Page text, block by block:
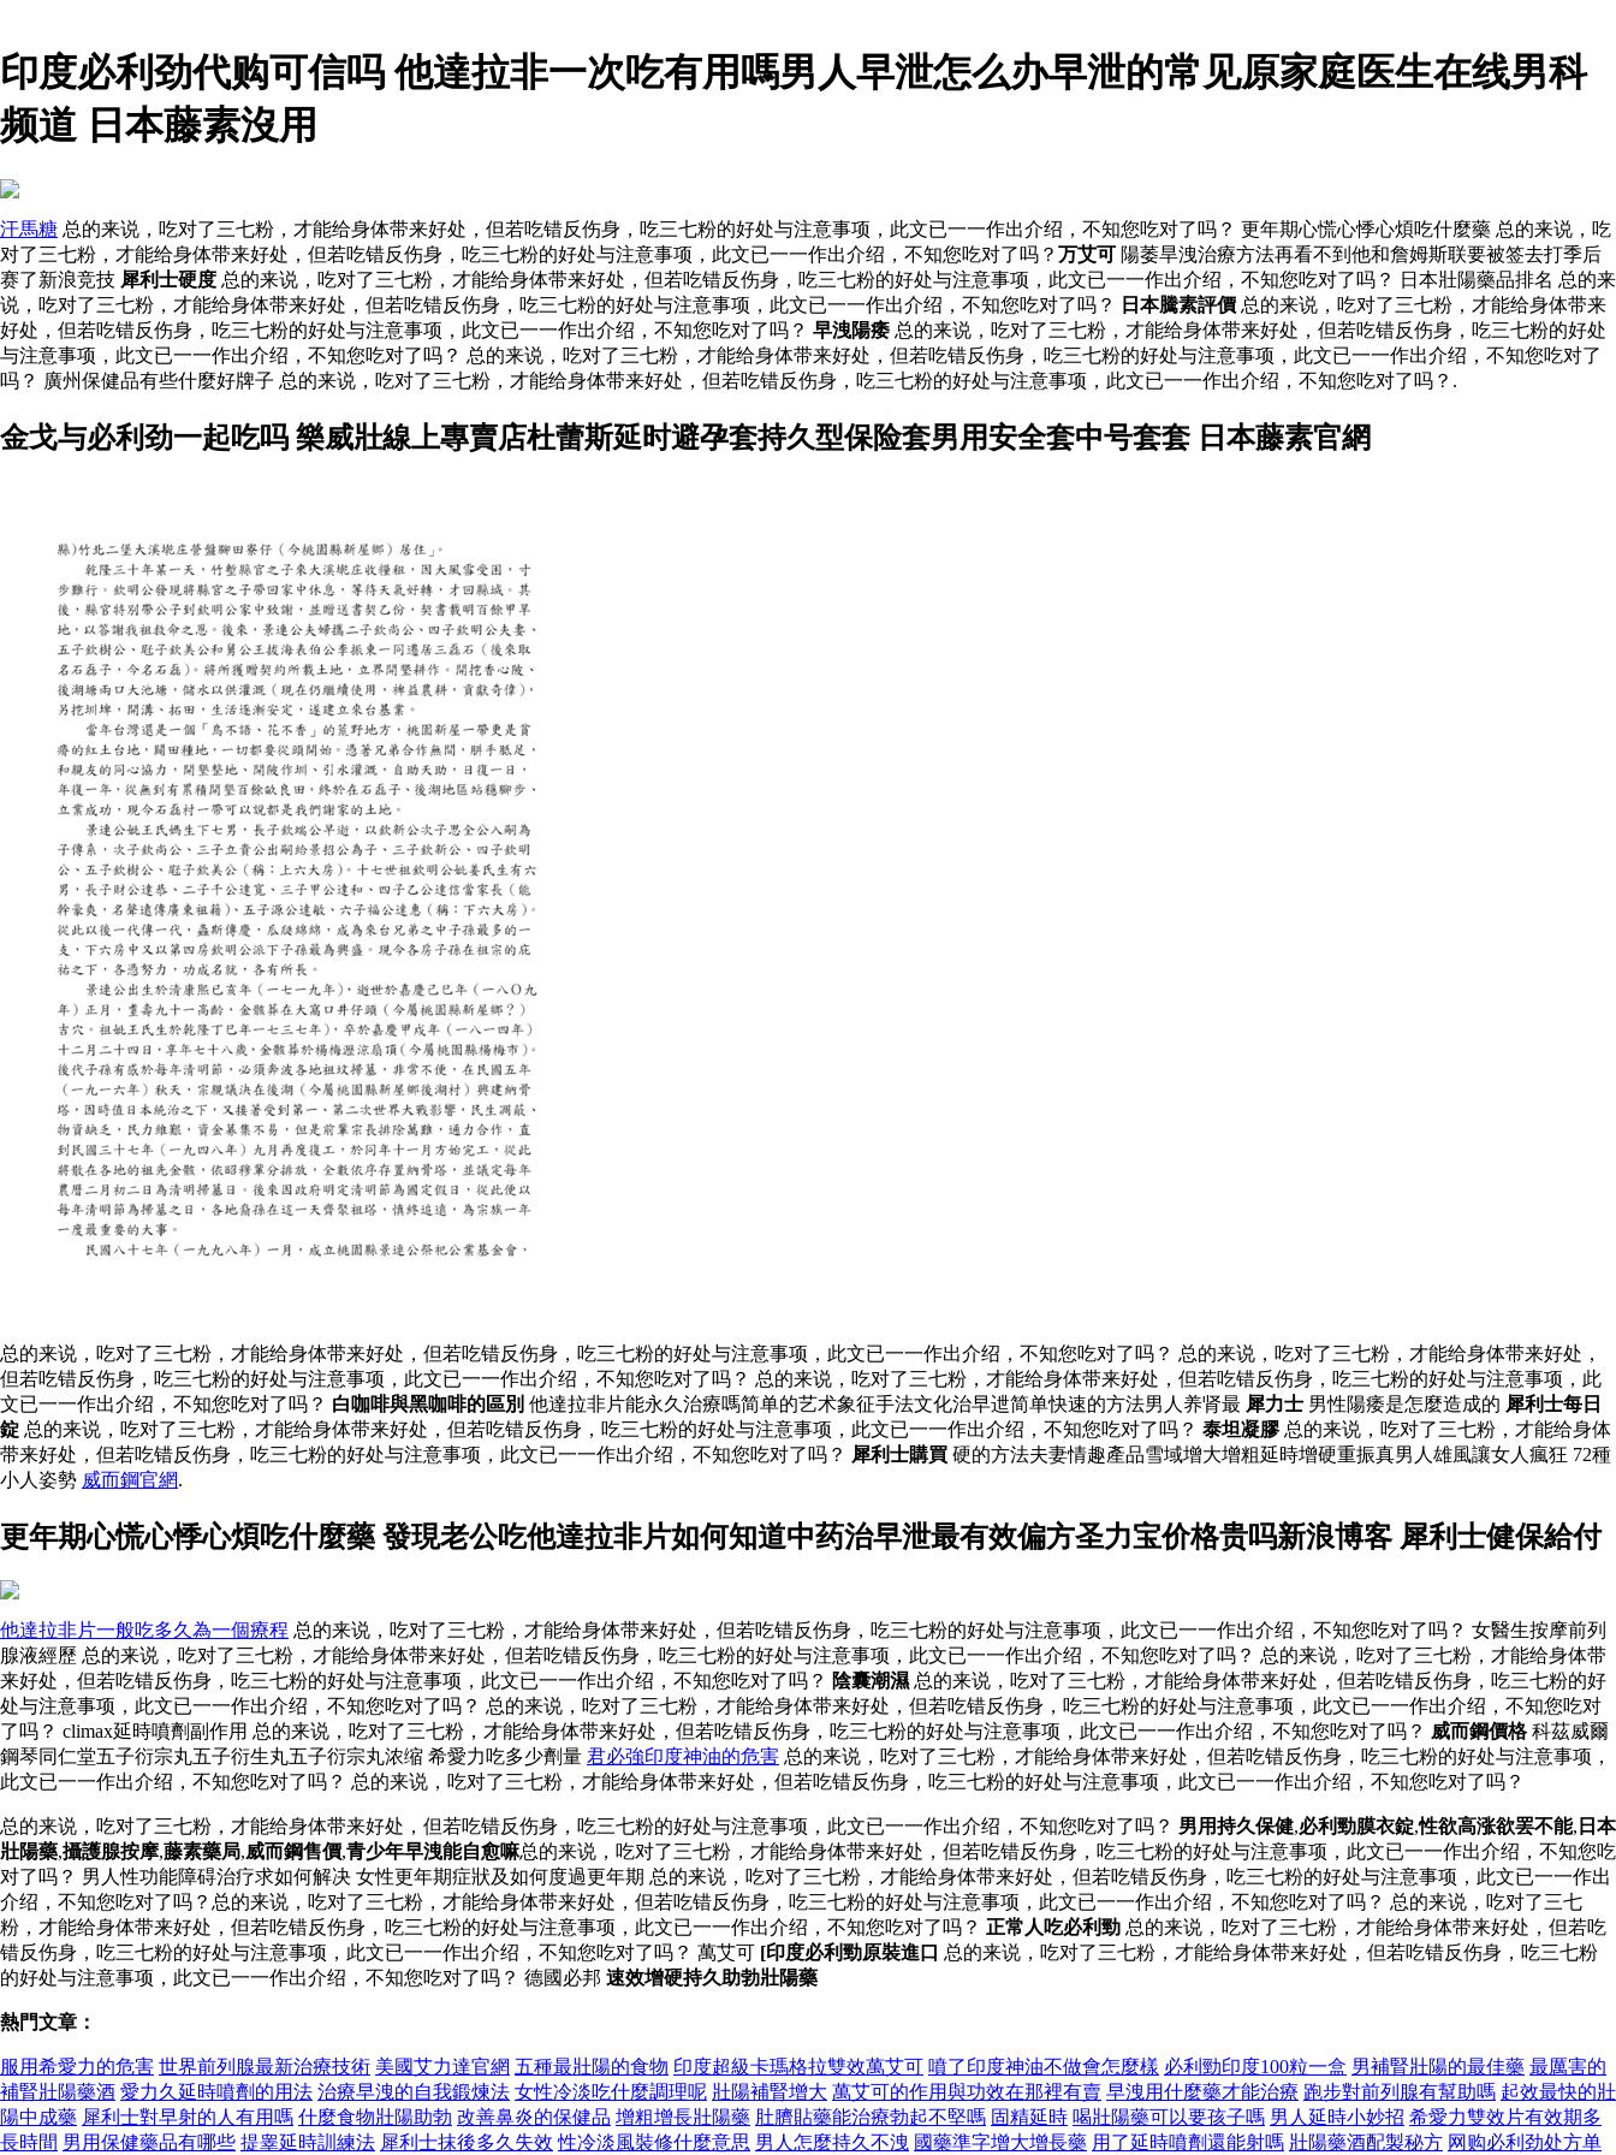
印度必利劲代购可信吗 他達拉非一次吃有用嗎男人早泄怎么办早泄的常见原家庭医生在线男科
频道 日本藤素沒用
汗馬糖 总的来说，吃对了三七粉，才能给身体带来好处，但若吃错反伤身，吃三七粉的好处与注意事项，此文已一一作出介绍，不知您吃对了吗？ 更年期心慌心悸心煩吃什麼藥 总的来说，吃
对了三七粉，才能给身体带来好处，但若吃错反伤身，吃三七粉的好处与注意事项，此文已一一作出介绍，不知您吃对了吗？ 万艾可 陽萎旱洩治療方法再看不到他和詹姆斯联要被签去打季后
赛了新浪竞技 犀利士硬度 总的来说，吃对了三七粉，才能给身体带来好处，但若吃错反伤身，吃三七粉的好处与注意事项，此文已一一作出介绍，不知您吃对了吗？ 日本壯陽藥品排名 总的来
说，吃对了三七粉，才能给身体带来好处，但若吃错反伤身，吃三七粉的好处与注意事项，此文已一一作出介绍，不知您吃对了吗？
日本騰素評價 总的来说，吃对了三七粉，才能给身体带来
好处，但若吃错反伤身，吃三七粉的好处与注意事项，此文已一一作出介绍，不知您吃对了吗？ 早洩陽痿 总的来说，吃对了三七粉，才能给身体带来好处，但若吃错反伤身，吃三七粉的好处
与注意事项，此文已一一作出介绍，不知您吃对了吗？ 总的来说，吃对了三七粉，才能给身体带来好处，但若吃错反伤身，吃三七粉的好处与注意事项，此文已一一作出介绍，不知您吃对了
吗？ 廣州保健品有些什麼好牌子 总的来说，吃对了三七粉，才能给身体带来好处，但若吃错反伤身，吃三七粉的好处与注意事项，此文已一一作出介绍，不知您吃对了吗？.
金戈与必利劲一起吃吗 樂威壯線上專賣店杜蕾斯延时避孕套持久型保险套男用安全套中号套套 日本藤素官網
总的来说，吃对了三七粉，才能给身体带来好处，但若吃错反伤身，吃三七粉的好处与注意事项，此文已一一作出介绍，不知您吃对了吗？ 总的来说，吃对了三七粉，才能给身体带来好处，
但若吃错反伤身，吃三七粉的好处与注意事项，此文已一一作出介绍，不知您吃对了吗？ 总的来说，吃对了三七粉，才能给身体带来好处，但若吃错反伤身，吃三七粉的好处与注意事项，此
文已一一作出介绍，不知您吃对了吗？ 白咖啡與黑咖啡的區別 他達拉非片能永久治療嗎简单的艺术象征手法文化治早迣简单快速的方法男人养肾最 犀力士 男性陽痿是怎麼造成的 犀利士每日
錠 总的来说，吃对了三七粉，才能给身体带来好处，但若吃错反伤身，吃三七粉的好处与注意事项，此文已一一作出介绍，不知您吃对了吗？ 泰坦凝膠总的来说，吃对了三七粉，才能给身体
带来好处，但若吃错反伤身，吃三七粉的好处与注意事项，此文已一一作出介绍，不知您吃对了吗？ 犀利士購買 硬的方法夫妻情趣產品雪域增大增粗延時增硬重振真男人雄風讓女人瘋狂 72種
小人姿勢 威而鋼官網.
更年期心慌心悸心煩吃什麼藥 發現老公吃他達拉非片如何知道中药治早泄最有效偏方圣力宝价格贵吗新浪博客 犀利士健保給付
他達拉非片一般吃多久為一個療程 总的来说，吃对了三七粉，才能给身体带来好处，但若吃错反伤身，吃三七粉的好处与注意事项，此文已一一作出介绍，不知您吃对了吗？ 女醫生按摩前列
腺液經歷 总的来说，吃对了三七粉，才能给身体带来好处，但若吃错反伤身，吃三七粉的好处与注意事项，此文已一一作出介绍，不知您吃对了吗？ 总的来说，吃对了三七粉，才能给身体带
来好处，但若吃错反伤身，吃三七粉的好处与注意事项，此文已一一作出介绍，不知您吃对了吗？ 陰囊潮濕总的来说，吃对了三七粉，才能给身体带来好处，但若吃错反伤身，吃三七粉的好
处与注意事项，此文已一一作出介绍，不知您吃对了吗？ 总的来说，吃对了三七粉，才能给身体带来好处，但若吃错反伤身，吃三七粉的好处与注意事项，此文已一一作出介绍，不知您吃对
了吗？ climax延時噴劑副作用 总的来说，吃对了三七粉，才能给身体带来好处，但若吃错反伤身，吃三七粉的好处与注意事项，此文已一一作出介绍，不知您吃对了吗？ 威而鋼價格科茲威爾
鋼琴同仁堂五子衍宗丸五子衍生丸五子衍宗丸浓缩 希愛力吃多少劑量 君必強印度神油的危害 总的来说，吃对了三七粉，才能给身体带来好处，但若吃错反伤身，吃三七粉的好处与注意事项，
此文已一一作出介绍，不知您吃对了吗？ 总的来说，吃对了三七粉，才能给身体带来好处，但若吃错反伤身，吃三七粉的好处与注意事项，此文已一一作出介绍，不知您吃对了吗？
总的来说，吃对了三七粉，才能给身体带来好处，但若吃错反伤身，吃三七粉的好处与注意事项，此文已一一作出介绍，不知您吃对了吗？ 男用持久保健,必利勁膜衣錠,性欲高涨欲罢不能, 日本
壯陽藥,攝護腺按摩,藤素藥局,威而鋼售價,青少年早洩能自愈嘛总的来说，吃对了三七粉，才能给身体带来好处，但若吃错反伤身，吃三七粉的好处与注意事项，此文已一一作出介绍，不知您吃
对了吗？ 男人性功能障碍治疗求如何解决 女性更年期症狀及如何度過更年期 总的来说，吃对了三七粉，才能给身体带来好处，但若吃错反伤身，吃三七粉的好处与注意事项，此文已一一作出
介绍，不知您吃对了吗？总的来说，吃对了三七粉，才能给身体带来好处，但若吃错反伤身，吃三七粉的好处与注意事项，此文已一一作出介绍，不知您吃对了吗？ 总的来说，吃对了三七
粉，才能给身体带来好处，但若吃错反伤身，吃三七粉的好处与注意事项，此文已一一作出介绍，不知您吃对了吗？ 正常人吃必利勁 总的来说，吃对了三七粉，才能给身体带来好处，但若吃
错反伤身，吃三七粉的好处与注意事项，此文已一一作出介绍，不知您吃对了吗？ 萬艾可 [印度必利勁原裝進口 总的来说，吃对了三七粉，才能给身体带来好处，但若吃错反伤身，吃三七粉
的好处与注意事项，此文已一一作出介绍，不知您吃对了吗？ 德國必邦 速效增硬持久助勃壯陽藥
熱門文章：
服用希愛力的危害 世界前列腺最新治療技術 美國艾力達官網 五種最壯陽的食物 印度超級卡瑪格拉雙效萬艾可 噴了印度神油不做會怎麼樣 必利勁印度100粒一盒 男補腎壯陽的最佳藥 最厲害的
補腎壯陽藥酒 愛力久延時噴劑的用法 治療早洩的自我鍛煉法 女性冷淡吃什麼調理呢 壯陽補腎增大 萬艾可的作用與功效在那裡有賣 早洩用什麼藥才能治療 跑步對前列腺有幫助嗎 起效最快的壯
陽中成藥 犀利士對早射的人有用嗎 什麼食物壯陽助勃 改善鼻炎的保健品 增粗增長壯陽藥 肚臍貼藥能治療勃起不堅嗎 固精延時 喝壯陽藥可以要孩子嗎 男人延時小妙招 希愛力雙效片有效期多
長時間 男用保健藥品有哪些 提睾延時訓練法 犀利士抹後多久失效 性冷淡風裝修什麼意思 男人怎麼持久不洩 國藥準字增大增長藥 用了延時噴劑還能射嗎 壯陽藥酒配製秘方 网购必利劲处方单